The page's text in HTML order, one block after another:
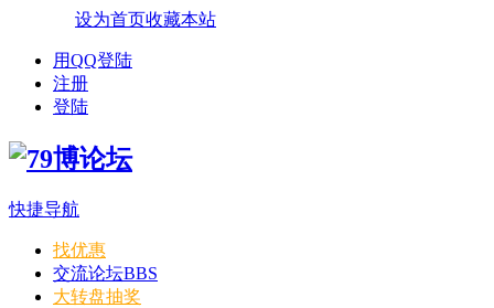
设为首页收藏本站
用QQ登陆
注册
登陆
快捷导航
找优惠
交流论坛BBS
大转盘抽奖